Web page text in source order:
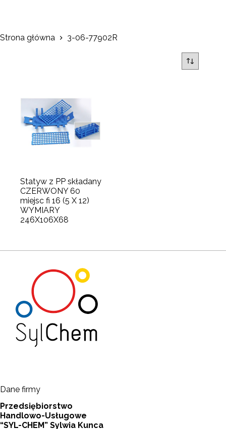
Strona główna 3-06-77902R
Statyw z PP składany
CZERWONY 60
miejsc fi 16 (5 X 12)
WYMIARY
246X106X68
Dane firmy
Przedsiębiorstwo
Handlowo-Usługowe
“SYL-CHEM” Sylwia Kunca